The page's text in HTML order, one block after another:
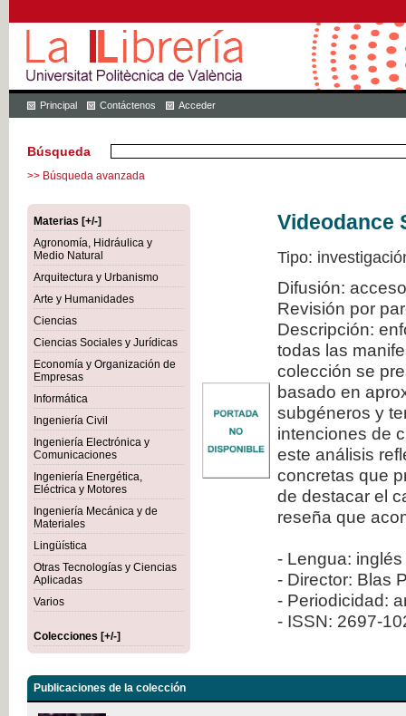
Principal Contáctenos Acceder
Búsqueda
>> Búsqueda avanzada
Materias [+/-]
Agronomía, Hidráulica y
Medio Natural
Arquitectura y Urbanismo
Arte y Humanidades
Ciencias
Ciencias Sociales y Jurídicas
Economía y Organización de
Empresas
Informática
Ingeniería Civil
Ingeniería Electrónica y
Comunicaciones
Ingeniería Energética,
Eléctrica y Motores
Ingeniería Mecánica y de
Materiales
Lingüística
Otras Tecnologías y Ciencias
Aplicadas
Varios
Colecciones [+/-]
Videodance
Tipo:
Difusión:
Revisión por
Descripción:
todas las
colección se
basado en
subgéneros y
intenciones de
este análisis
concretas que
de destacar el
reseña que
- Lengua:
- Director: Blas
- Periodicidad:
- ISSN: 2697-
Publicaciones de la colección